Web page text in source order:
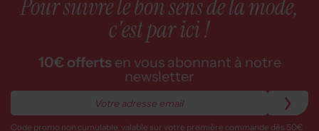
Pour suivre le bon sens de la mode,
c'est par ici !
10€ offerts en vous abonnant à notre
newsletter
Code promo non cumulable, valable sur votre première commande dès 50€